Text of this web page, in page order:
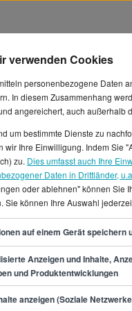
in
arbeitest, verdienst du
Fall 41.700 €. Das
einem Monatsgehalt
von etwa 12
Beruf
findest du
und
verwenden Cookies
personenbezogene Daten
In diesem Zusammenhang
angereichert, auch außerhalb
um bestimmte Dienste zu
wir Ihre Einwilligung. Indem Sie
zu. Dies umfasst auch Ihre
Daten in Drittländer,
oder ablehnen" können Sie
Sie können Ihre Auswahl
auf einem Gerät speichern
Anzeigen und Inhalte,
und Produktentwicklungen
anzeigen (Soziale